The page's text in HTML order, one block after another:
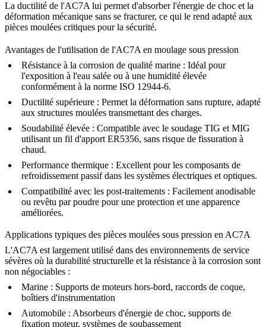
La ductilité de l'AC7A lui permet d'absorber l'énergie de choc et la
déformation mécanique sans se fracturer, ce qui le rend adapté aux
pièces moulées critiques pour la sécurité.
Avantages de l'utilisation de l'AC7A en moulage sous pression
Résistance à la corrosion de qualité marine : Idéal pour
l'exposition à l'eau salée ou à une humidité élevée
conformément à la norme ISO 12944-6.
Ductilité supérieure : Permet la déformation sans rupture, adapté
aux structures moulées transmettant des charges.
Soudabilité élevée : Compatible avec le soudage TIG et MIG
utilisant un fil d'apport ER5356, sans risque de fissuration à
chaud.
Performance thermique : Excellent pour les composants de
refroidissement passif dans les systèmes électriques et optiques.
Compatibilité avec les post-traitements : Facilement anodisable
ou revêtu par poudre pour une protection et une apparence
améliorées.
Applications typiques des pièces moulées sous pression en AC7A
L'AC7A est largement utilisé dans des environnements de service
sévères où la durabilité structurelle et la résistance à la corrosion sont
non négociables :
Marine : Supports de moteurs hors-bord, raccords de coque,
boîtiers d'instrumentation
Automobile : Absorbeurs d'énergie de choc, supports de
fixation moteur, systèmes de soubassement